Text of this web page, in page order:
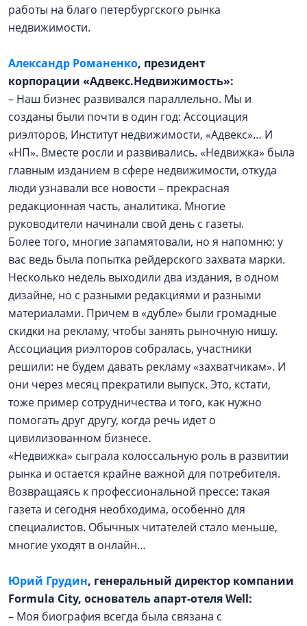
работы на благо петербургского рынка
недвижимости.
Александр Романенко, президент
корпорации «Адвекс.Недвижимость»:
– Наш бизнес развивался параллельно. Мы и
созданы были почти в один год: Ассоциация
риэлторов, Институт недвижимости, «Адвекс»… И
«НП». Вместе росли и развивались. «Недвижка» была
главным изданием в сфере недвижимости, откуда
люди узнавали все новости – прекрасная
редакционная часть, аналитика. Многие
руководители начинали свой день с газеты.
Более того, многие запамятовали, но я напомню: у
вас ведь была попытка рейдерского захвата марки.
Несколько недель выходили два издания, в одном
дизайне, но с разными редакциями и разными
материалами. Причем в «дубле» были громадные
скидки на рекламу, чтобы занять рыночную нишу.
Ассоциация риэлторов собралась, участники
решили: не будем давать рекламу «захватчикам». И
они через месяц прекратили выпуск. Это, кстати,
тоже пример сотрудничества и того, как нужно
помогать друг другу, когда речь идет о
цивилизованном бизнесе.
«Недвижка» сыграла колоссальную роль в развитии
рынка и остается крайне важной для потребителя.
Возвращаясь к профессиональной прессе: такая
газета и сегодня необходима, особенно для
специалистов. Обычных читателей стало меньше,
многие уходят в онлайн…
Юрий Грудин, генеральный директор компании
Formula City, основатель апарт-отеля Well:
– Моя биография всегда была связана с